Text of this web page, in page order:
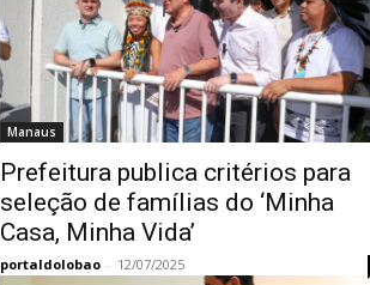
Manaus
Prefeitura publica critérios para
seleção de famílias do ‘Minha
Casa, Minha Vida’
portaldolobao - 12/07/2025